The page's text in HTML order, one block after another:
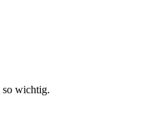
so wichtig.